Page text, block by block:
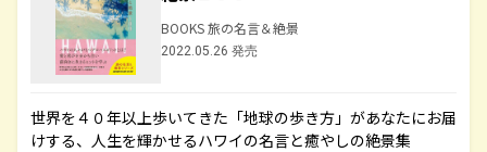
BOOKS 旅の名言＆絶景
2022.05.26 発売
世界を４０年以上歩いてきた「地球の歩き方」があなたにお届
けする、人生を輝かせるハワイの名言と癒やしの絶景集